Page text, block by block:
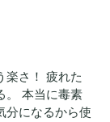
楽さ！ 疲れた
。 本当に毒素
分になるから使